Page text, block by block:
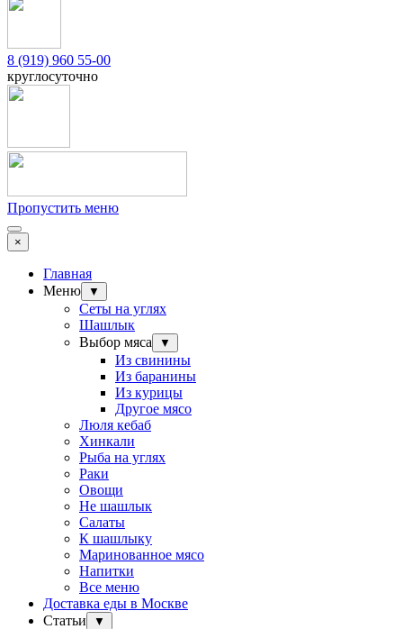
8 (919) 960 55-00
круглосуточно
Пропустить меню
×
Главная
Меню
▼
Сеты на углях
Шашлык
Выбор мяса
▼
Из свинины
Из баранины
Из курицы
Другое мясо
Люля кебаб
Хинкали
Рыба на углях
Раки
Овощи
Не шашлык
Салаты
К шашлыку
Маринованное мясо
Напитки
Все меню
Доставка еды в Москве
Статьи
▼